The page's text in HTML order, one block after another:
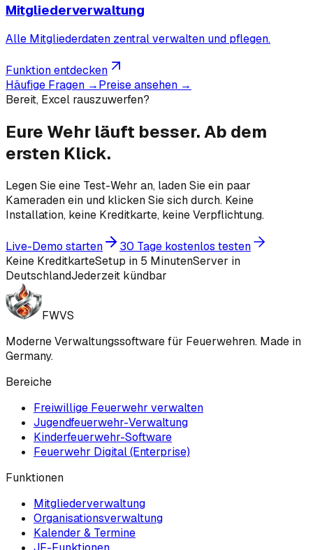
Mitgliederverwaltung
Alle Mitgliederdaten zentral verwalten und pflegen.
Funktion entdecken
Häufige Fragen →Preise ansehen →
Bereit, Excel rauszuwerfen?
Eure Wehr läuft besser.Ab dem
ersten Klick.
Legen Sie eine Test-Wehr an, laden Sie ein paar
Kameraden ein und klicken Sie sich durch. Keine
Installation, keine Kreditkarte, keine Verpflichtung.
Live-Demo starten
30 Tage kostenlos testen
Keine KreditkarteSetup in 5 MinutenServer in
DeutschlandJederzeit kündbar
FWVS
Moderne Verwaltungssoftware für Feuerwehren. Made in
Germany.
Bereiche
Freiwillige Feuerwehr verwalten
Jugendfeuerwehr-Verwaltung
Kinderfeuerwehr-Software
Feuerwehr Digital (Enterprise)
Funktionen
Mitgliederverwaltung
Organisationsverwaltung
Kalender & Termine